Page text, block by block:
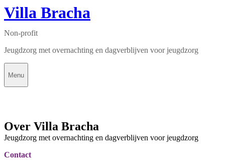
Villa Bracha
Non-profit
Jeugdzorg met overnachting en dagverblijven voor jeugdzorg
Menu
Over Villa Bracha
Jeugdzorg met overnachting en dagverblijven voor jeugdzorg
Contact